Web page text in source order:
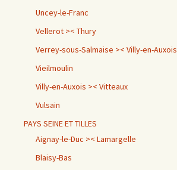
Uncey-le-Franc
Vellerot >< Thury
Verrey-sous-Salmaise >< Villy-en-Auxois
Vieilmoulin
Villy-en-Auxois >< Vitteaux
Vulsain
PAYS SEINE ET TILLES
Aignay-le-Duc >< Lamargelle
Blaisy-Bas